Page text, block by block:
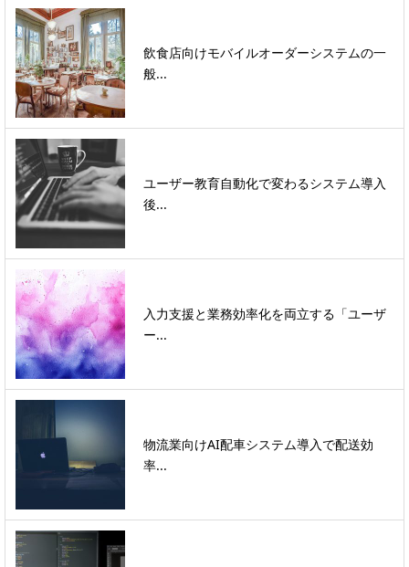
飲食店向けモバイルオーダーシステムの一
般...
ユーザー教育自動化で変わるシステム導入
後...
入力支援と業務効率化を両立する「ユーザ
ー...
物流業向けAI配車システム導入で配送効
率...